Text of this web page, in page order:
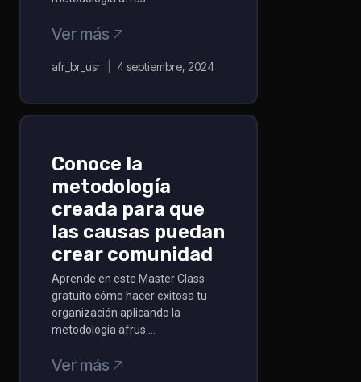
Ver más 🡥
afr_br_usr 4 septiembre, 2024
Conoce la
metodología
creada para que
las causas puedan
crear comunidad
Aprende en este Master Class
gratuito cómo hacer exitosa tu
organización aplicando la
metodología afrus….
Ver más 🡥